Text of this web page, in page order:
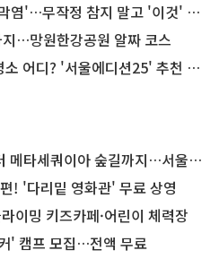
무작정 참지 말고 '이것' 해보세요!
…망원한강공원 알짜 코스
어디? '서울에디션25' 추천 코스
쿼이아 숲길까지…서울둘레길 15코스
! '다리밑 영화관' 무료 상영
이밍 키즈카페·어린이 체력장
' 캠프 모집…전액 무료